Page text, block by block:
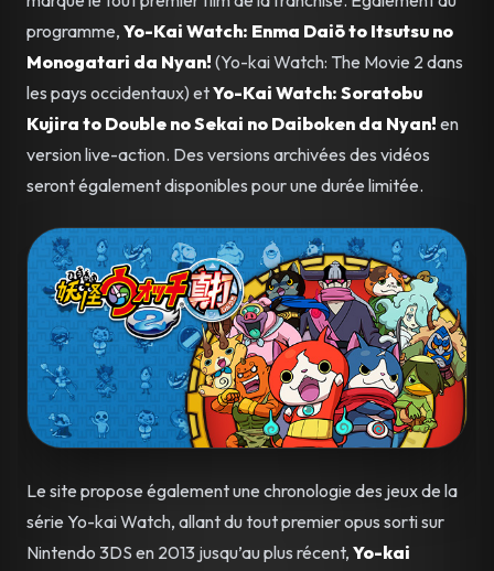
programme, Yo-Kai Watch: Enma Daiō to Itsutsu no
Monogatari da Nyan! (Yo-kai Watch: The Movie 2 dans
les pays occidentaux) etYo-Kai Watch: Soratobu
Kujira to Double no Sekai no Daiboken da Nyan! en
version live-action. Des versions archivées des vidéos
seront également disponibles pour une durée limitée.
Le site propose également une chronologie des jeux de la
série Yo-kai Watch, allant du tout premier opus sorti sur
Nintendo 3DS en 2013 jusqu’au plus récent, Yo-kai